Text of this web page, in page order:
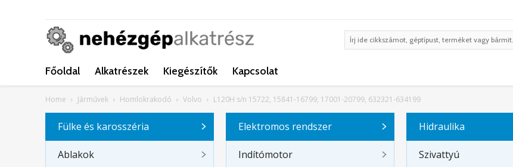
Főoldal Alkatrészek Kiegészítők Kapcsolat
Home Járművek Homlokrakodó Volvo L120H s/n 15722, 15841-16799, 17001-20799, 632321-634199
Fülke és karosszéria
Ablakok
Elektromos rendszer
Indítómotor
Hidraulika
Szivattyú